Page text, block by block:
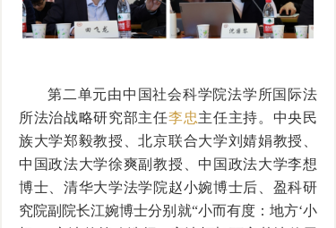
第二单元由中国社会科学院法学所国际法
所法治战略研究部主任李忠主任主持。中央民
族大学郑毅教授、北京联合大学刘婧娟教授、
中国政法大学徐爽副教授、中国政法大学李想
博士、清华大学法学院赵小婉博士后、盈科研
究院副院长江婉博士分别就“小而有度：地方‘小